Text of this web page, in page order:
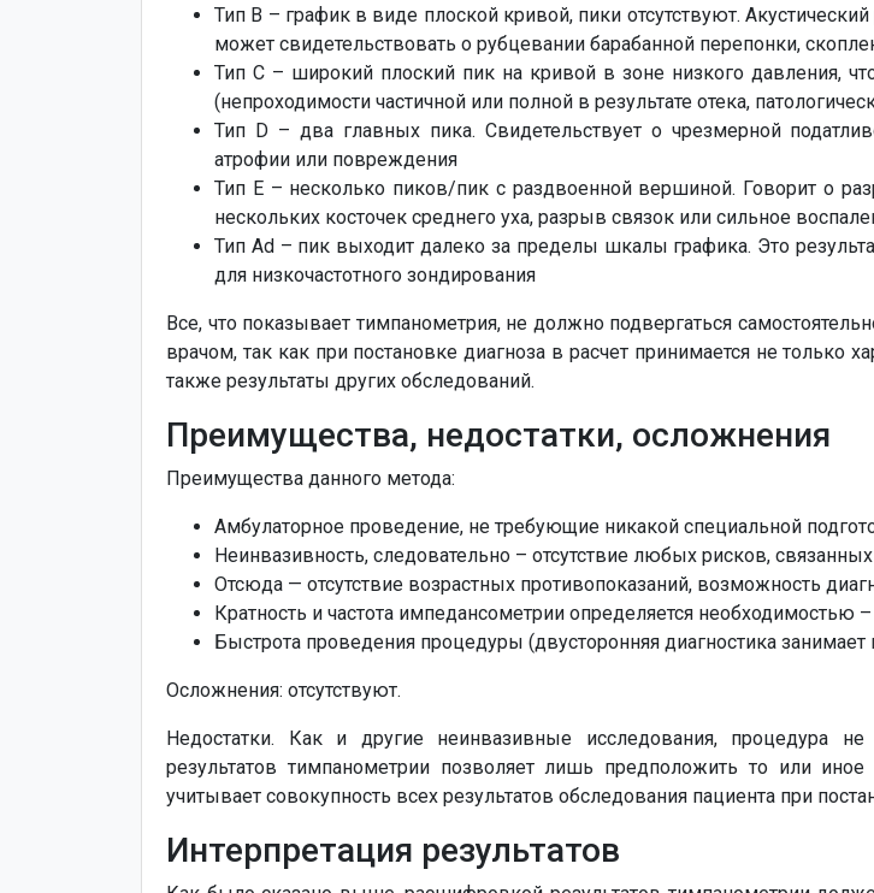
Тип B – график в виде плоской кривой, пики отсутствуют.
может свидетельствовать о рубцевании барабанной перепонки,
Тип C – широкий плоский пик на кривой в зоне низкого давления,
(непроходимости частичной или полной в результате отека,
Тип D – два главных пика. Свидетельствует о чрезмерной
атрофии или повреждения
Тип E – несколько пиков/пик с раздвоенной вершиной. Говорит о
нескольких косточек среднего уха, разрыв связок или сильное
Тип Ad – пик выходит далеко за пределы шкалы графика. Это
для низкочастотного зондирования
Все, что показывает тимпанометрия, не должно подвергаться
врачом, так как при постановке диагноза в расчет принимается не только
также результаты других обследований.
Преимущества, недостатки, осложнения
Преимущества данного метода:
Амбулаторное проведение, не требующие никакой специальной
Неинвазивность, следовательно – отсутствие любых рисков,
Отсюда — отсутствие возрастных противопоказаний, возможность
Кратность и частота импедансометрии определяется необходимостью
Быстрота проведения процедуры (двусторонняя диагностика занимает
Осложнения: отсутствуют.
Недостатки. Как и другие неинвазивные исследования, процедура
результатов тимпанометрии позволяет лишь предположить то или
учитывает совокупность всех результатов обследования пациента при
Интерпретация результатов